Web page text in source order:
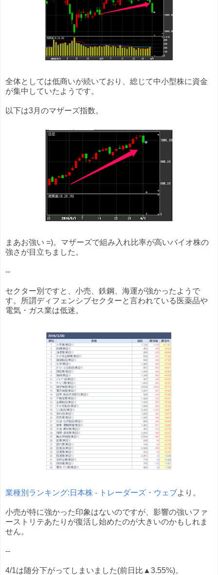
全体としては低商いが続いており、総じて中小型株に資金
が集中していたようです。
以下は3月のマザーズ指数。
まあお強い =)。マザーズで組み入れ比率が高いバイオ株の
強さが目立ちました。
--
セクター別ですと、小売、鉄鋼、海運が強かったようで
す。所謂ディフェンシブセクターと言われている医薬品や
電気・ガス業は低迷。
業種別ランキング:日本株 - トレーダーズ・ウェブより。
小売が特に強かった印象はないのですが、影響の強いファ
ーストリテあたりが復活し始めたのが大きいのかもしれま
せん。
--
4/1は随分下がってしまいました(前日比▲3.55%)。